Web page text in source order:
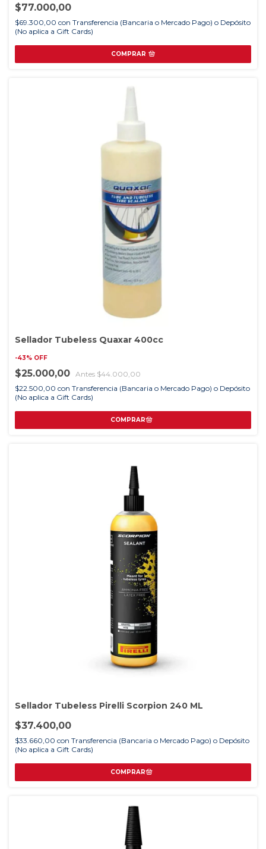
$77.000,00
$69.300,00 con Transferencia (Bancaria o Mercado Pago) o Depósito
(No aplica a Gift Cards)
COMPRAR
Sellador Tubeless Quaxar 400cc
-43% OFF
$25.000,00
$44.000,00
$22.500,00 con Transferencia (Bancaria o Mercado Pago) o Depósito
(No aplica a Gift Cards)
Sellador Tubeless Pirelli Scorpion 240 ML
$37.400,00
$33.660,00 con Transferencia (Bancaria o Mercado Pago) o Depósito
(No aplica a Gift Cards)